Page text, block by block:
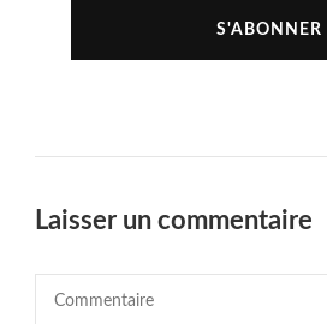
Laisser un commentaire